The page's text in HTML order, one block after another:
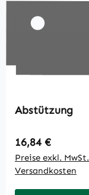
Abstützung
Regulärer Preis:
16,84 €
Preise exkl.
Versandkosten